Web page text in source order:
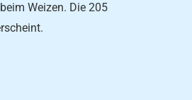
Weizen. Die 205